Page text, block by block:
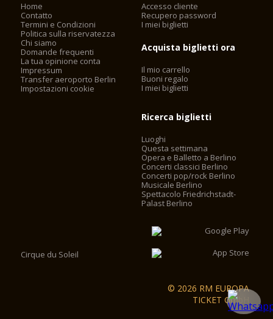
Home
Contatto
Termini e Condizioni
Politica sulla riservatezza
Chi siamo
Domande frequenti
La tua opinione conta
Impressum
Transfer aeroporto Berlin
Impostazioni cookie
Accesso cliente
Recupero password
I miei biglietti
Acquista biglietti ora
Il mio carrello
Buoni regalo
I miei biglietti
Ricerca biglietti
Luoghi
Questa settimana
Opera e Balletto a Berlino
Concerti classici Berlino
Concerti pop/rock Berlino
Musicale Berlino
Spettacolo Friedrichstadt-
Palast Berlino
Cirque du Soleil
© 2026 RM EUROPA
TICKET GmbH